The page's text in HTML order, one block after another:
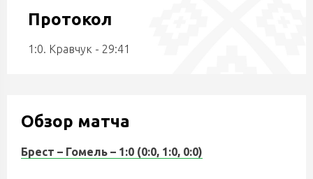
Протокол
1:0. Кравчук - 29:41
Обзор матча
Брест – Гомель – 1:0 (0:0, 1:0, 0:0)